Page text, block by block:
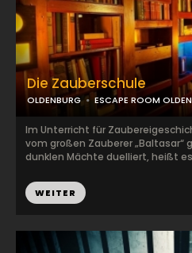
Die Zauberschule
OLDENBURG ESCAPE ROOM
Im Unterricht für
vom großen Zauberer „Baltasar“
dunklen Mächte duelliert, heißt es
WEITER